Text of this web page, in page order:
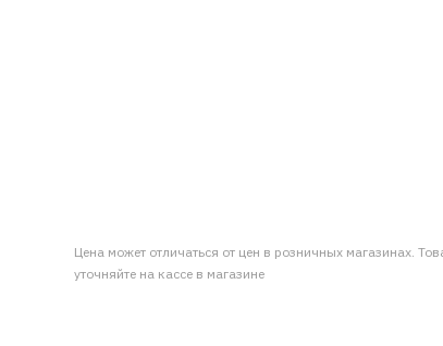
Цена может отличаться от цен в розничных магазинах.
уточняйте на кассе в магазине